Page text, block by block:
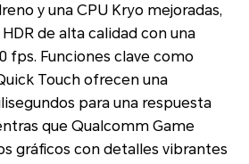
y una CPU Kryo mejoradas,
de alta calidad con una
fps. Funciones clave como
Touch ofrecen una
para una respuesta
que Qualcomm Game
gráficos con detalles vibrantes